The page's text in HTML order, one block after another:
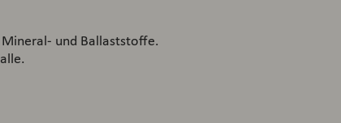
und Ballaststoffe.